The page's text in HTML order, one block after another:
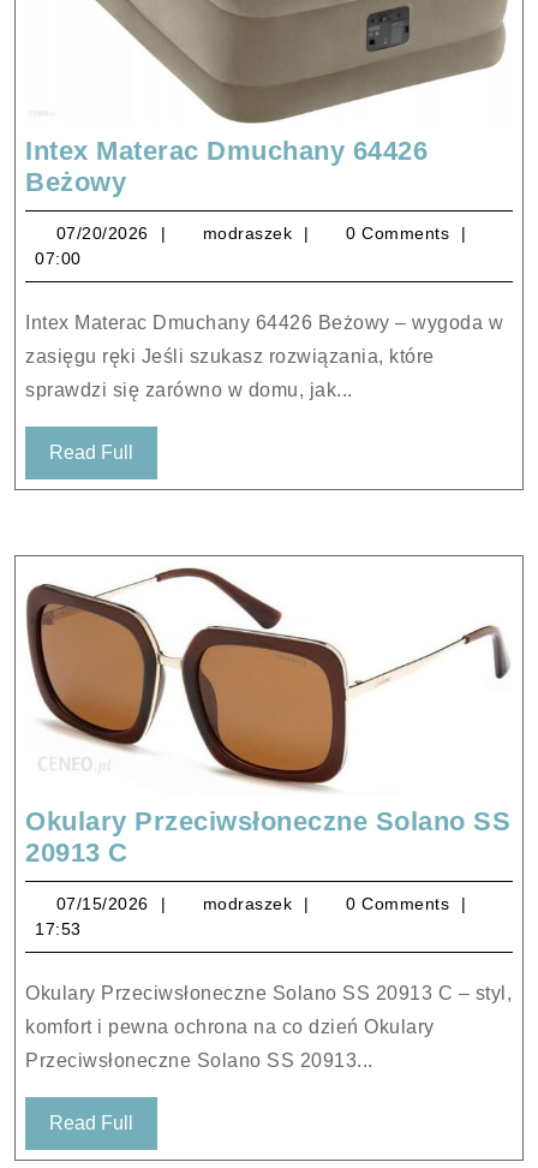
Intex Materac Dmuchany 64426
BeżowyIntex
Materac
Dmuchany
64426
07/20/2026 07/20/2026
modraszek modraszek
0 Comments
07:00
zasięgu ręki Jeśli szukasz rozwiązania, które
sprawdzi się zarówno w domu, jak...
Read Full
Full
Okulary Przeciwsłoneczne Solano SS
20913 C
Przeciwsłoneczne
Solano
SS
C
07/15/2026 07/15/2026
modraszek modraszek
0 Comments
17:53
Okulary Przeciwsłoneczne Solano SS 20913 C – styl,
komfort i pewna ochrona na co dzień Okulary
Przeciwsłoneczne Solano SS 20913...
Read Full
Full